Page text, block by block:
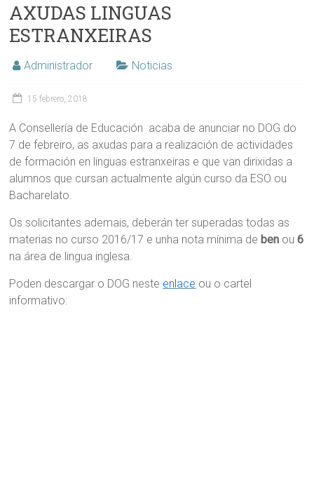
AXUDAS LINGUAS
ESTRANXEIRAS
Administrador Noticias
15 febrero, 2018
A Consellería de Educación acaba de anunciar no DOG do
7 de febreiro, as axudas para a realización de actividades
de formación en linguas estranxeiras e que van dirixidas a
alumnos que cursan actualmente algún curso da ESO ou
Bacharelato.
Os solicitantes ademais, deberán ter superadas todas as
materias no curso 2016/17 e unha nota mínima de ben ou 6
na área de lingua inglesa.
Poden descargar o DOG neste enlace ou o cartel
informativo: